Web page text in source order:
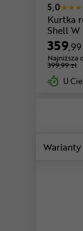
5,0
Kurtka
Shell W
359,99
Najniższa
399,99 zł
U
Warianty